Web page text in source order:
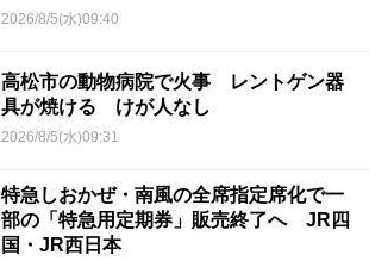
2026/8/5(水)09:40
高松市の動物病院で火事 レントゲン器
具が焼ける けが人なし
2026/8/5(水)09:31
特急しおかぜ・南風の全席指定席化で一
部の「特急用定期券」販売終了へ JR四
国・JR西日本